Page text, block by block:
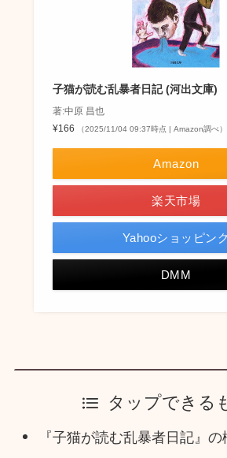
子猫が読む乱暴者日記 (河出文庫)
著:中原 昌也
¥166
（2025/11/04 09:37時点 | Amazon調べ）
Amazon
楽天市場
Yahooショッピン
DMM
タップできる
『子猫が読む乱暴者日記』の